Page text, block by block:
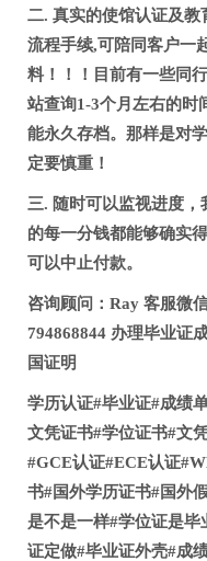
二. 真实的使馆认证及
流程手续,可陪同客户一
料！！！目前有一些同
站查询1-3个月左右的时
能永久存档。那样是对
定要慎重！
三. 随时可以监视进度
的每一分钱都能够确实
可以中止付款。
咨询顾问：Ray 客服微
794868844 办理毕业证
国证明
学历认证#毕业证#成绩
文凭证书#学位证书#文
#GCE认证#ECE认证
书#国外学历证书#国外
是不是一样#学位证是
证定做#毕业证外壳#成